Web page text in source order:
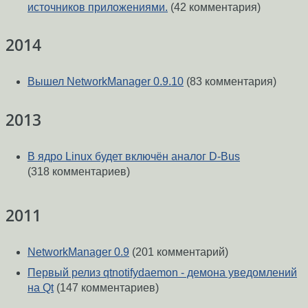
источников приложениями. (42 комментария)
2014
Вышел NetworkManager 0.9.10 (83 комментария)
2013
В ядро Linux будет включён аналог D-Bus
(318 комментариев)
2011
NetworkManager 0.9 (201 комментарий)
Первый релиз qtnotifydaemon - демона уведомлений
на Qt(147 комментариев)